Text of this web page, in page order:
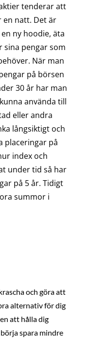
tenderar att
en natt. Det är
ny hoodie, äta
sina pengar som
När man
på börsen
30 år har man
använda till
eller andra
långsiktigt och
placeringar på
index och
under tid så har
på 5 år. Tidigt
summor i
och göra att
alternativ för dig
att hålla dig
spara mindre